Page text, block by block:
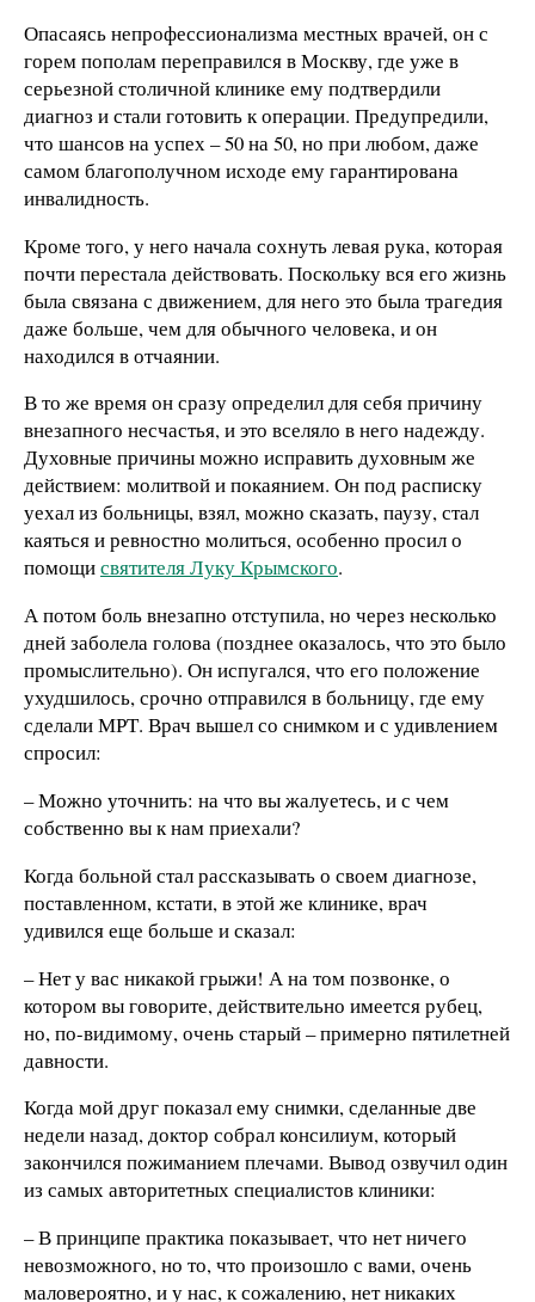
Опасаясь непрофессионализма местных врачей, он с
горем пополам переправился в Москву, где уже в
серьезной столичной клинике ему подтвердили
диагноз и стали готовить к операции. Предупредили,
что шансов на успех – 50 на 50, но при любом, даже
самом благополучном исходе ему гарантирована
инвалидность.
Кроме того, у него начала сохнуть левая рука, которая
почти перестала действовать. Поскольку вся его жизнь
была связана с движением, для него это была трагедия
даже больше, чем для обычного человека, и он
находился в отчаянии.
В то же время он сразу определил для себя причину
внезапного несчастья, и это вселяло в него надежду.
Духовные причины можно исправить духовным же
действием: молитвой и покаянием. Он под расписку
уехал из больницы, взял, можно сказать, паузу, стал
каяться и ревностно молиться, особенно просил о
помощисвятителя Луку Крымского.
А потом боль внезапно отступила, но через несколько
дней заболела голова (позднее оказалось, что это было
промыслительно). Он испугался, что его положение
ухудшилось, срочно отправился в больницу, где ему
сделали МРТ. Врач вышел со снимком и с удивлением
спросил:
– Можно уточнить: на что вы жалуетесь, и с чем
собственно вы к нам приехали?
Когда больной стал рассказывать о своем диагнозе,
поставленном, кстати, в этой же клинике, врач
удивился еще больше и сказал:
– Нет у вас никакой грыжи! А на том позвонке, о
котором вы говорите, действительно имеется рубец,
но, по-видимому, очень старый – примерно пятилетней
давности.
Когда мой друг показал ему снимки, сделанные две
недели назад, доктор собрал консилиум, который
закончился пожиманием плечами. Вывод озвучил один
из самых авторитетных специалистов клиники:
– В принципе практика показывает, что нет ничего
невозможного, но то, что произошло с вами, очень
маловероятно, и у нас, к сожалению, нет никаких